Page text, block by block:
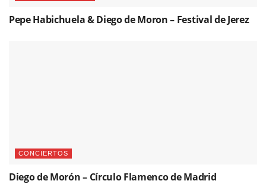
Pepe Habichuela & Diego de Moron – Festival de Jerez
CONCIERTOS
Diego de Morón – Círculo Flamenco de Madrid